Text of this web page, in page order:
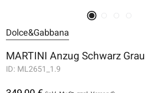
Dolce&Gabbana
MARTINI Anzug Schwarz Grau
ID: ML2651_1.9